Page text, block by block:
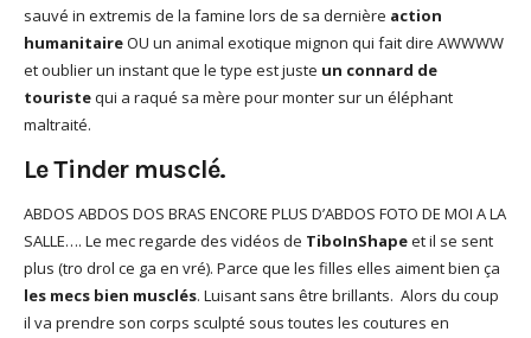
sauvé in extremis de la famine lors de sa dernière action
humanitaireOU un animal exotique mignon qui fait dire AWWWW
et oublier un instant que le type est juste un connard de
touristequi a raqué sa mère pour monter sur un éléphant
maltraité.
Le Tinder musclé.
ABDOS ABDOS DOS BRAS ENCORE PLUS D’ABDOS FOTO DE MOI A LA
SALLE…. Le mec regarde des vidéos de TiboInShapeet il se sent
plus (tro drol ce ga en vré). Parce que les filles elles aiment bien ça
les mecs bien musclés. Luisant sans être brillants. Alors du coup
il va prendre son corps sculpté sous toutes les coutures en